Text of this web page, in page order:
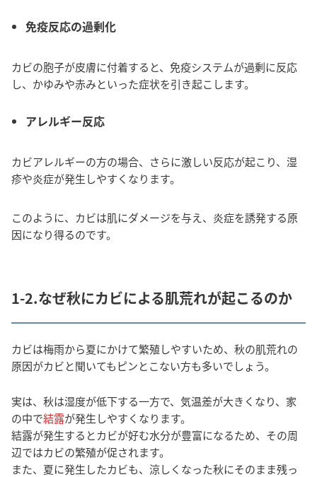
免疫反応の過剰化
カビの胞子が皮膚に付着すると、免疫システムが過剰に反応
し、かゆみや赤みといった症状を引き起こします。
アレルギー反応
カビアレルギーの方の場合、さらに激しい反応が起こり、湿
疹や炎症が発生しやすくなります。
このように、カビは肌にダメージを与え、炎症を誘発する原
因になり得るのです。
1-2.なぜ秋にカビによる肌荒れが起こるのか
カビは梅雨から夏にかけて繁殖しやすいため、秋の肌荒れの
原因がカビと聞いてもピンとこない方も多いでしょう。
実は、秋は湿度が低下する一方で、気温差が大きくなり、家
の中で結露が発生しやすくなります。
結露が発生するとカビが好む水分が豊富になるため、その周
辺ではカビの繁殖が促されます。
また、夏に発生したカビも、涼しくなった秋にそのまま残っ